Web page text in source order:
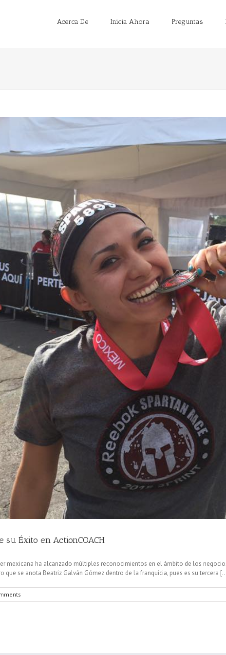
Acerca De Inicia Ahora Preguntas
su Éxito en ActionCOACH
mexicana ha alcanzado múltiples reconocimientos en el ámbito de los
que se anota Beatriz Galván Gómez dentro de la franquicia, pues es su tercera